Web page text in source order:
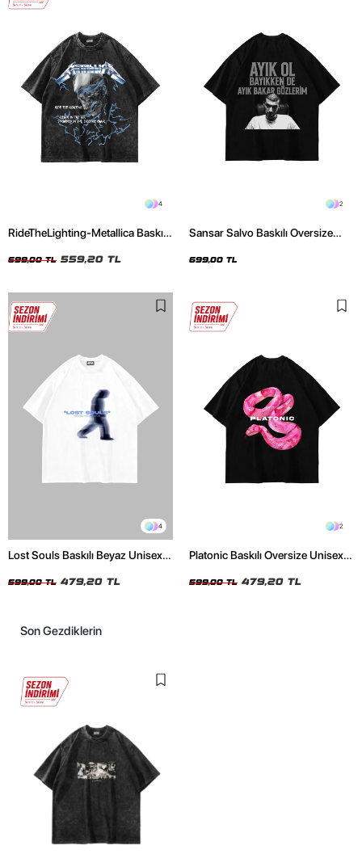
4
RideTheLighting-Metallica Baskılı
Tshirt
699,00 TL 559,20 TL
2
Sansar Salvo Baskılı Oversize
699,00 TL
4
Lost Souls Baskılı Beyaz Unisex
599,00 TL 479,20 TL
2
Platonic Baskılı Oversize Unisex
599,00 TL 479,20 TL
Son Gezdiklerin